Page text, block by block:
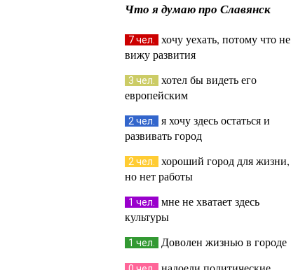
Что я думаю про Славянск
7 чел.
хочу уехать, потому что не
вижу развития
3 чел.
хотел бы видеть его
европейским
2 чел.
я хочу здесь остаться и
развивать город
2 чел.
хороший город для жизни,
но нет работы
1 чел.
мне не хватает здесь
культуры
1 чел. Доволен жизнью в городе